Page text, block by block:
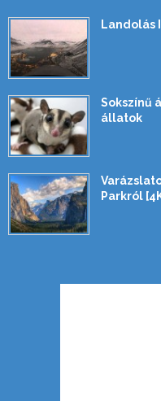
Landolás
Sokszínű
állatok
Parkról